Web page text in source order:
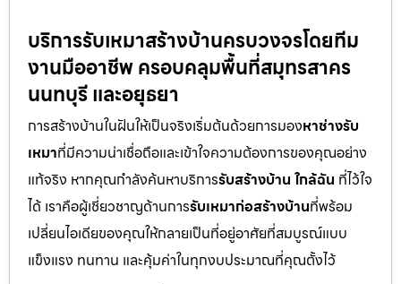
บริการรับเหมาสร้างบ้านครบวงจรโดยทีม
งานมืออาชีพ ครอบคลุมพื้นที่สมุทรสาคร
นนทบุรี และอยุธยา
การสร้างบ้านในฝันให้เป็นจริงเริ่มต้นด้วยการมองหาช่างรับ
เหมาที่มีความน่าเชื่อถือและเข้าใจความต้องการของคุณอย่าง
แท้จริง หากคุณกำลังค้นหาบริการรับสร้างบ้าน ใกล้ฉัน ที่ไว้ใจ
ได้ เราคือผู้เชี่ยวชาญด้านการรับเหมาก่อสร้างบ้านที่พร้อม
เปลี่ยนไอเดียของคุณให้กลายเป็นที่อยู่อาศัยที่สมบูรณ์แบบ
แข็งแรง ทนทาน และคุ้มค่าในทุกงบประมาณที่คุณตั้งไว้